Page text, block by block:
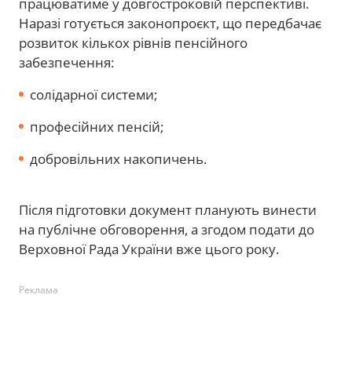
Наразі готується законопроєкт, що передбачає
розвиток кількох рівнів пенсійного
забезпечення:
солідарної системи;
професійних пенсій;
добровільних накопичень.
Після підготовки документ планують винести
на публічне обговорення, а згодом подати до
Верховної Рада України вже цього року.
Реклама